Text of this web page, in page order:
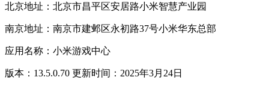
北京地址：北京市昌平区安居路小米智慧产业园
南京地址：南京市建邺区永初路37号小米华东总部
应用名称：小米游戏中心
版本：13.5.0.70 更新时间：2025年3月24日